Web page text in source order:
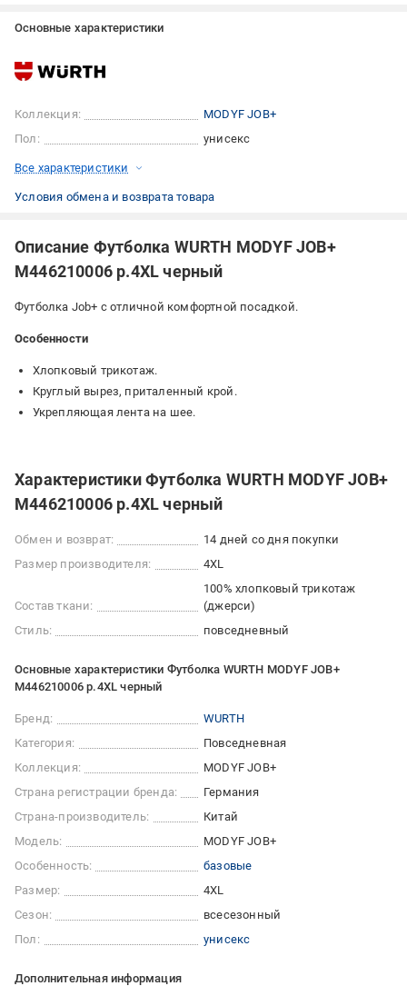
Основные характеристики
Коллекция:
MODYF JOB+
Пол:
унисекс
Все характеристики
Условия обмена и возврата товара
Описание Футболка WURTH MODYF JOB+
M446210006 р.4XL черный
Футболка Job+ с отличной комфортной посадкой.
Особенности
Хлопковый трикотаж.
Круглый вырез, приталенный крой.
Укрепляющая лента на шее.
Характеристики Футболка WURTH MODYF JOB+
M446210006 р.4XL черный
Обмен и возврат:
14 дней со дня покупки
Размер производителя:
4XL
Состав ткани:
100% хлопковый трикотаж
(джерси)
Стиль:
повседневный
Основные характеристики Футболка WURTH MODYF JOB+
M446210006 р.4XL черный
Бренд:
WURTH
Категория:
Повседневная
Коллекция:
MODYF JOB+
Страна регистрации бренда:
Германия
Страна-производитель:
Китай
Модель:
MODYF JOB+
Особенность:
базовые
Размер:
4XL
Сезон:
всесезонный
Пол:
унисекс
Дополнительная информация